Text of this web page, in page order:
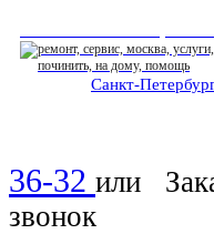
Санкт-
36-32 или
звонок